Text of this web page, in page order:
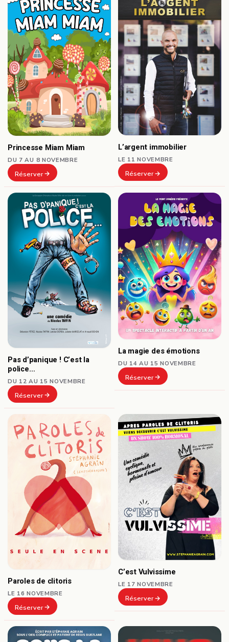
Princesse Miam Miam
DU 7 AU 8 NOVEMBRE
Réserver
L’argent immobilier
LE 11 NOVEMBRE
Réserver
Pas d’panique ! C’est la
police…
DU 12 AU 15 NOVEMBRE
Réserver
La magie des émotions
DU 14 AU 15 NOVEMBRE
Réserver
Paroles de clitoris
LE 16 NOVEMBRE
Réserver
C’est Vulvissime
LE 17 NOVEMBRE
Réserver